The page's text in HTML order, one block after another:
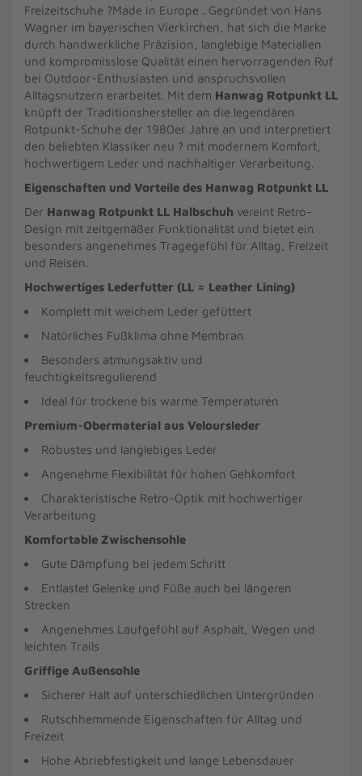
Freizeitschuhe ?Made in Europe . Gegründet von Hans
Wagner im bayerischen Vierkirchen, hat sich die Marke
durch handwerkliche Präzision, langlebige Materialien
und kompromisslose Qualität einen hervorragenden Ruf
bei Outdoor-Enthusiasten und anspruchsvollen
Alltagsnutzern erarbeitet. Mit dem Hanwag Rotpunkt LL
knüpft der Traditionshersteller an die legendären
Rotpunkt-Schuhe der 1980er Jahre an und interpretiert
den beliebten Klassiker neu ? mit modernem Komfort,
hochwertigem Leder und nachhaltiger Verarbeitung.
Eigenschaften und Vorteile des Hanwag Rotpunkt LL
Der Hanwag Rotpunkt LL Halbschuh vereint Retro-
Design mit zeitgemäßer Funktionalität und bietet ein
besonders angenehmes Tragegefühl für Alltag, Freizeit
und Reisen.
Hochwertiges Lederfutter (LL = Leather Lining)
Komplett mit weichem Leder gefüttert
Natürliches Fußklima ohne Membran
Besonders atmungsaktiv und
feuchtigkeitsregulierend
Ideal für trockene bis warme Temperaturen
Premium-Obermaterial aus Veloursleder
Robustes und langlebiges Leder
Angenehme Flexibilität für hohen Gehkomfort
Charakteristische Retro-Optik mit hochwertiger
Verarbeitung
Komfortable Zwischensohle
Gute Dämpfung bei jedem Schritt
Entlastet Gelenke und Füße auch bei längeren
Strecken
Angenehmes Laufgefühl auf Asphalt, Wegen und
leichten Trails
Griffige Außensohle
Sicherer Halt auf unterschiedlichen Untergründen
Rutschhemmende Eigenschaften für Alltag und
Freizeit
Hohe Abriebfestigkeit und lange Lebensdauer